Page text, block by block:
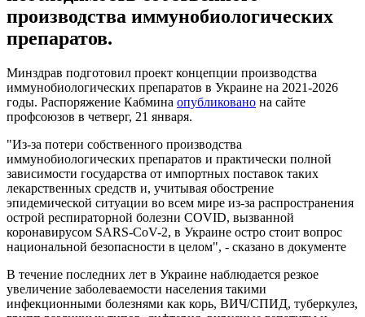
производства иммунобиологических
препаратов.
Минздрав подготовил проект концепции производства
иммунобиологических препаратов в Украине на 2021-2026
годы. Распоряжение Кабмина опубликовано на сайте
профсоюзов в четверг, 21 января.
"Из-за потери собственного производства
иммунобиологических препаратов и практически полной
зависимости государства от импортных поставок таких
лекарственных средств и, учитывая обострение
эпидемической ситуации во всем мире из-за распространения
острой респираторной болезни COVID, вызванной
коронавирусом SARS-CoV-2, в Украине остро стоит вопрос
национальной безопасности в целом", - сказано в документе
В течение последних лет в Украине наблюдается резкое
увеличение заболеваемости населения такими
инфекционными болезнями как корь, ВИЧ/СПИД, туберкулез,